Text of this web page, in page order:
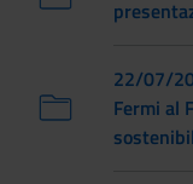
22/07/
Fermi al